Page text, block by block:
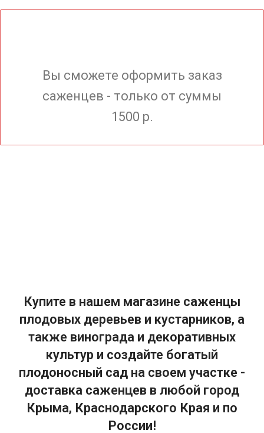
Вы сможете оформить заказ
саженцев - только от суммы
1500 р.
Купите в нашем магазине саженцы
плодовых деревьев и кустарников, а
также винограда и декоративных
культур и создайте богатый
плодоносный сад на своем участке -
доставка саженцев в любой город
Крыма, Краснодарского Края и по
России!